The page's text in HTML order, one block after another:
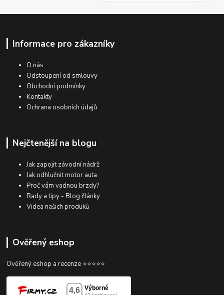
Informace pro zákazníky
O nás
Odstoupení od smlouvy
Obchodní podmínky
Kontakty
Ochrana osobních údajů
Nejčtenější na blogu
Jak zapojit závodní nádrž
Jak odhlučnit motor auta
Proč vám vadnou brzdy?
Rady a tipy - Blog články
Videa našich produků
Ověřený eshop
Ověřený eshop a recenze ⭐⭐⭐⭐⭐